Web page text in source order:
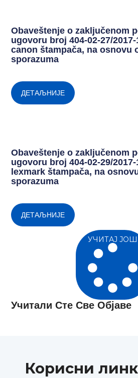
Obaveštenje o zaključenom
ugovoru broj 404-02-27/
canon štampača, na osnovu
sporazuma
ДЕТАЉНИЈЕ
Obaveštenje o zaključenom
ugovoru broj 404-02-29/
lexmark štampača, na
sporazuma
ДЕТАЉНИЈЕ
УЧИТАЈ ЈОШ
Учитали Сте Све Објаве
Корисни